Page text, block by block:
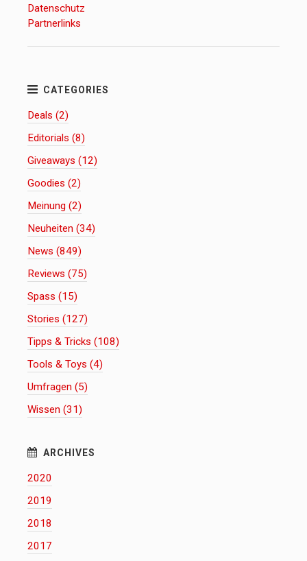
Datenschutz
Partnerlinks
Deals (2)
Editorials (8)
Giveaways (12)
Goodies (2)
Meinung (2)
Neuheiten (34)
News (849)
Reviews (75)
Spass (15)
Stories (127)
Tipps & Tricks (108)
Tools & Toys (4)
Umfragen (5)
Wissen (31)
2020
2019
2018
2017